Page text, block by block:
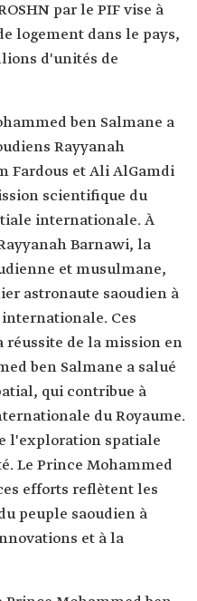
par le PIF vise à
logement dans le pays,
d'unités de
ben Salmane a
Rayyanah
Fardous et Ali AlGamdi
scientifique du
internationale. À
Barnawi, la
et musulmane,
astronaute saoudien à
Ces
de la mission en
ben Salmane a salué
qui contribue à
du Royaume.
l'exploration spatiale
Le Prince Mohammed
efforts reflètent les
peuple saoudien à
et à la